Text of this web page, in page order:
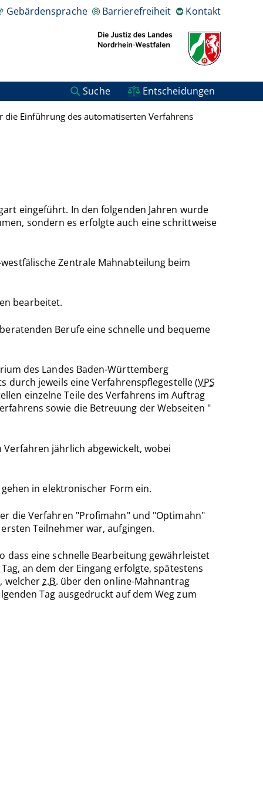
Gebärdensprache Barrierefreiheit Kontakt
Suche Entscheidungen
die Einführung des automatiserten Verfahrens
eingeführt. In den folgenden Jahren wurde
sondern es erfolgte auch eine schrittweise
Zentrale Mahnabteilung beim
bearbeitet.
Berufe eine schnelle und bequeme
des Landes Baden-Württemberg
durch jeweils eine Verfahrenspflegestelle (VPS
einzelne Teile des Verfahrens im Auftrag
sowie die Betreuung der Webseiten "
jährlich abgewickelt, wobei
in elektronischer Form ein.
die Verfahren "Profimahn" und "Optimahn"
Teilnehmer war, aufgingen.
dass eine schnelle Bearbeitung gewährleistet
an dem der Eingang erfolgte, spätestens
welcherz.B. über den online-Mahnantrag
Tag ausgedruckt auf dem Weg zum